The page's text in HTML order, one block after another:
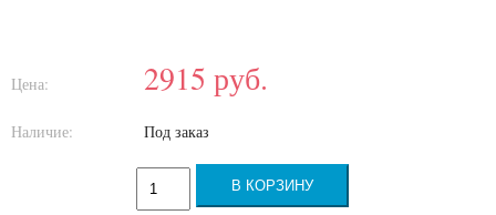
Цена: 2915 руб.
Наличие: Под заказ